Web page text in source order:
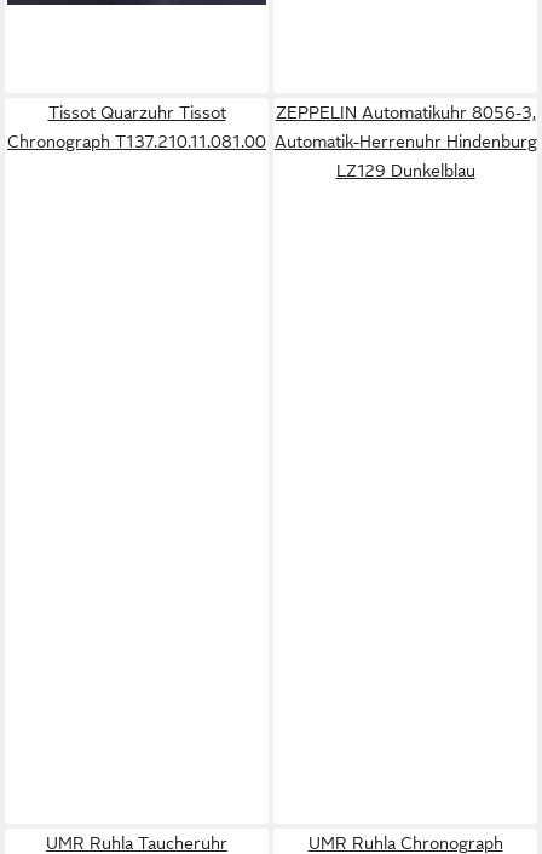
Tissot Quarzuhr Tissot
Chronograph T137.210.11.081.00
ZEPPELIN Automatikuhr 8056-3,
Automatik-Herrenuhr Hindenburg
LZ129 Dunkelblau
UMR Ruhla Taucheruhr
UMR Ruhla Chronograph